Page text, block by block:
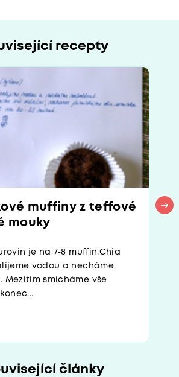
recepty
muffiny z teffové
mouky
je na 7-8 muffin.Chia
vodou a necháme
Mezitím smícháme vše
články